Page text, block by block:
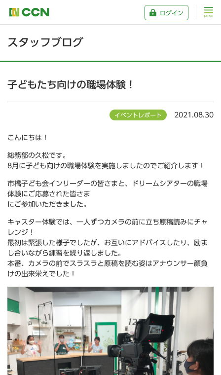
ログイン
スタッフブログ
子どもたち向けの職場体験！
イベントレポート 2021.08.30
こんにちは！
総務部の久松です。
8月に子ども向けの職場体験を実施しましたのでご紹介します！
市橋子ども会インリーダーの皆さまと、ドリームシアターの職場
体験にご応募された皆さま
にご参加いただきました。
キャスター体験では、一人ずつカメラの前に立ち原稿読みにチャ
レンジ！
最初は緊張した様子でしたが、お互いにアドバイスしたり、励ま
し合いながら練習を繰り返しました。
本番、カメラの前でスラスラと原稿を読む姿はアナウンサー顔負
けの出来栄えでした！